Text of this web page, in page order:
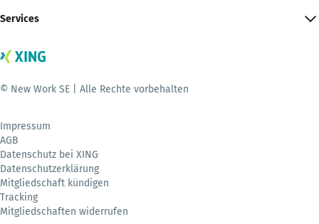
Services
© New Work SE | Alle Rechte vorbehalten
Impressum
AGB
Datenschutz bei XING
Datenschutzerklärung
Mitgliedschaft kündigen
Tracking
Mitgliedschaften widerrufen